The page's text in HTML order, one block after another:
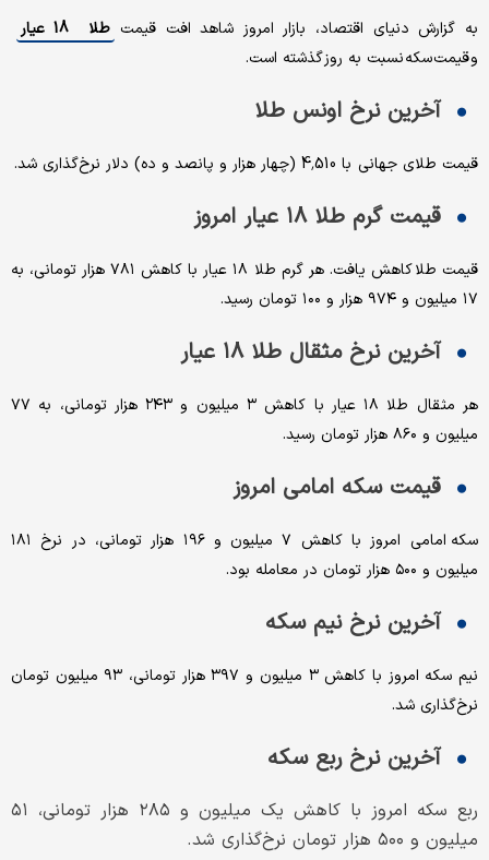
به گزارش دنیای اقتصاد، بازار امروز شاهد افت قیمت طلا 18 عیار
و قیمت سکه نسبت به روز گذشته است.
آخرین نرخ اونس طلا
قیمت طلای جهانی با 4,510 (چهار هزار و پانصد و ده) دلار نرخ‌گذاری شد.
قیمت گرم طلا ۱۸ عیار امروز
قیمت طلا کاهش یافت. هر گرم طلا ۱۸ عیار با کاهش ۷۸۱ هزار تومانی، به
۱۷ میلیون و ۹۷۴ هزار و ۱۰۰ تومان رسید.
آخرین نرخ مثقال طلا ۱۸ عیار
هر مثقال طلا ۱۸ عیار با کاهش ۳ میلیون و ۲۴۳ هزار تومانی، به ۷۷
میلیون و ۸۶۰ هزار تومان رسید‌.
قیمت سکه امامی امروز
سکه امامی امروز با کاهش ۷ میلیون و ۱۹۶ هزار تومانی، در نرخ ۱۸۱
میلیون و ۵۰۰ هزار تومان در معامله بود.
آخرین نرخ نیم سکه
نیم سکه امروز با کاهش ۳ میلیون و ۳۹۷ هزار تومانی، ۹۳ میلیون تومان
نرخ‌گذاری شد.
آخرین نرخ ربع سکه
ربع سکه امروز با کاهش یک میلیون و ۲۸۵ هزار تومانی، ۵۱
میلیون و ۵۰۰ هزار تومان نرخ‌گذاری شد.